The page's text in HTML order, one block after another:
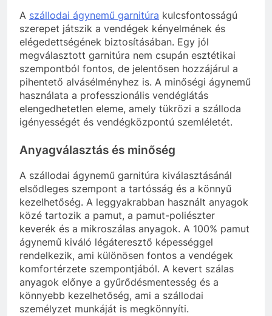
A szállodai ágynemű garnitúra kulcsfontosságú
szerepet játszik a vendégek kényelmének és
elégedettségének biztosításában. Egy jól
megválasztott garnitúra nem csupán esztétikai
szempontból fontos, de jelentősen hozzájárul a
pihentető alvásélményhez is. A minőségi ágynemű
használata a professzionális vendéglátás
elengedhetetlen eleme, amely tükrözi a szálloda
igényességét és vendégközpontú szemléletét.
Anyagválasztás és minőség
A szállodai ágynemű garnitúra kiválasztásánál
elsődleges szempont a tartósság és a könnyű
kezelhetőség. A leggyakrabban használt anyagok
közé tartozik a pamut, a pamut-poliészter
keverék és a mikroszálas anyagok. A 100% pamut
ágynemű kiváló légáteresztő képességgel
rendelkezik, ami különösen fontos a vendégek
komfortérzete szempontjából. A kevert szálas
anyagok előnye a gyűrődésmentesség és a
könnyebb kezelhetőség, ami a szállodai
személyzet munkáját is megkönnyíti.